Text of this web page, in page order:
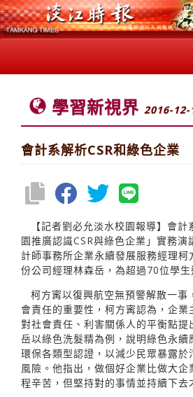
學習新視界 2016-12-
會計系解析CSR和綠色企業
【記者劉必允淡水校園報導】會
園推廣認識CSR與綠色企業」實務演
計師事務所企業永續發展服務經理柯
份公司經理林森岳，為超過70位學生
柯方寗以復興航空無預警解散一事
會責任的重要性，柯方寗認為，企業
對社會責任、利害關係人的平衡點提
岳以綠色洗髮精為例，說明綠色永續
環保各類型認證，以減少民眾暴露於
風險。他指出，做個好企業比做大企
程辛苦，但堅持對的事情並持續下去